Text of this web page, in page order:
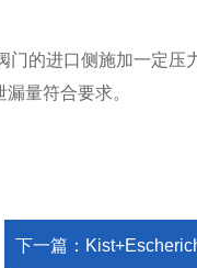
的进口侧施加一定
量符合要求。
下一篇： Kist+Escherich